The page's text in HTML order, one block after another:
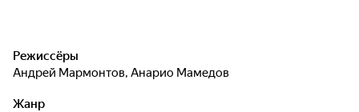
Режиссёры
Андрей Мармонтов, Анарио Мамедов
Жанр